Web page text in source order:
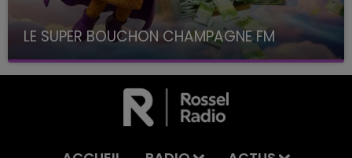
LE SUPER BOUCHON CHAMPAGNE FM
avec La Famille Champagne FM, à 8H10